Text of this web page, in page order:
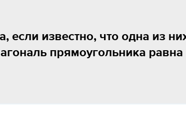
если известно, что одна из
прямоугольника равна